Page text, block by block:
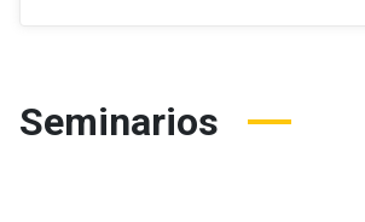
Seminarios